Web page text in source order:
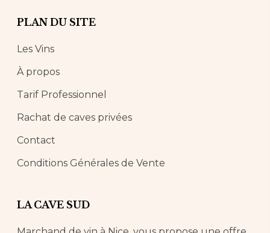
PLAN DU SITE
Les Vins
À propos
Tarif Professionnel
Rachat de caves privées
Contact
Conditions Générales de Vente
LA CAVE SUD